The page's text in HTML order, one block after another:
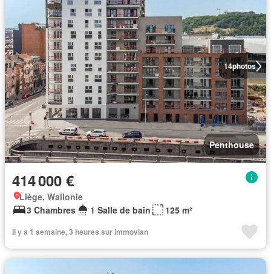
14photos
Penthouse
414 000 €
Liège, Wallonie
3 Chambres
1 Salle de bain 125 m²
Il y a 1 semaine, 3 heures sur immovlan